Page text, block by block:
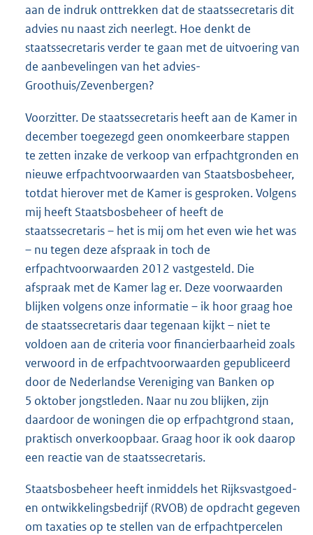
aan de indruk onttrekken dat de staatssecretaris dit
advies nu naast zich neerlegt. Hoe denkt de
staatssecretaris verder te gaan met de uitvoering van
de aanbevelingen van het advies-
Groothuis/Zevenbergen?
Voorzitter. De staatssecretaris heeft aan de Kamer in
december toegezegd geen onomkeerbare stappen
te zetten inzake de verkoop van erfpachtgronden en
nieuwe erfpachtvoorwaarden van Staatsbosbeheer,
totdat hierover met de Kamer is gesproken. Volgens
mij heeft Staatsbosbeheer of heeft de
staatssecretaris – het is mij om het even wie het was
– nu tegen deze afspraak in toch de
erfpachtvoorwaarden 2012 vastgesteld. Die
afspraak met de Kamer lag er. Deze voorwaarden
blijken volgens onze informatie – ik hoor graag hoe
de staatssecretaris daar tegenaan kijkt – niet te
voldoen aan de criteria voor financierbaarheid zoals
verwoord in de erfpachtvoorwaarden gepubliceerd
door de Nederlandse Vereniging van Banken op
5 oktober jongstleden. Naar nu zou blijken, zijn
daardoor de woningen die op erfpachtgrond staan,
praktisch onverkoopbaar. Graag hoor ik ook daarop
een reactie van de staatssecretaris.
Staatsbosbeheer heeft inmiddels het Rijksvastgoed-
en ontwikkelingsbedrijf (RVOB) de opdracht gegeven
om taxaties op te stellen van de erfpachtpercelen